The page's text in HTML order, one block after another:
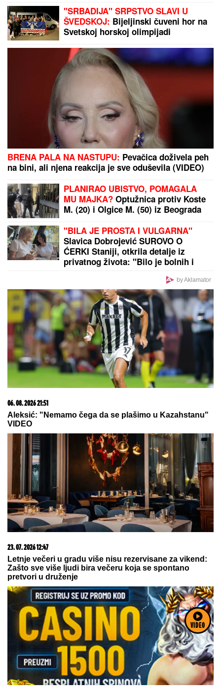
VIDEO
"SRBADIJA" SRPSTVO SLAVI U
ŠVEDSKOJ: Bijeljinski čuveni hor na
Svetskoj horskoj olimpijadi
BRENA PALA NA NASTUPU: Pevačica doživela peh
na bini, ali njena reakcija je sve oduševila (VIDEO)
PLANIRAO UBISTVO, POMAGALA
MU MAJKA? Optužnica protiv Koste
M. (20) i Olgice M. (50) iz Beograda
"BILA JE PROSTA I VULGARNA"
Slavica Dobrojević SUROVO O
ĆERKI Staniji, otkrila detalje iz
privatnog života: "Bilo je bolnih i
by Aklamator
06. 08. 2026 21:51
Aleksić: "Nemamo čega da se plašimo u Kazahstanu"
VIDEO
23. 07. 2026 12:47
Letnje večeri u gradu više nisu rezervisane za vikend:
Zašto sve više ljudi bira večeru koja se spontano
pretvori u druženje